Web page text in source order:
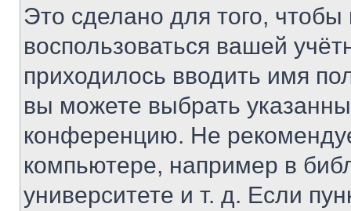
Это сделано для того, чтобы
воспользоваться вашей
приходилось вводить имя
вы можете выбрать
конференцию. Не
компьютере, например в
университете и т. д. Если